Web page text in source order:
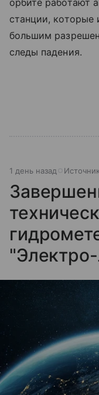
станции, которые
большим
следы падения.
1 день назад